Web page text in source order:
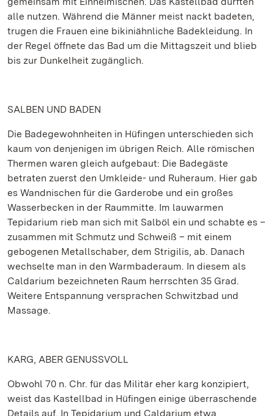
alle nutzen. Während die Männer meist nackt badeten,
trugen die Frauen eine bikiniähnliche Badekleidung. In
der Regel öffnete das Bad um die Mittagszeit und blieb
bis zur Dunkelheit zugänglich.
SALBEN UND BADEN
Die Badegewohnheiten in Hüfingen unterschieden sich
kaum von denjenigen im übrigen Reich. Alle römischen
Thermen waren gleich aufgebaut: Die Badegäste
betraten zuerst den Umkleide- und Ruheraum. Hier gab
es Wandnischen für die Garderobe und ein großes
Wasserbecken in der Raummitte. Im lauwarmen
Tepidarium rieb man sich mit Salböl ein und schabte es –
zusammen mit Schmutz und Schweiß – mit einem
gebogenen Metallschaber, dem Strigilis, ab. Danach
wechselte man in den Warmbaderaum. In diesem als
Caldarium bezeichneten Raum herrschten 35 Grad.
Weitere Entspannung versprachen Schwitzbad und
Massage.
KARG, ABER GENUSSVOLL
Obwohl 70 n. Chr. für das Militär eher karg konzipiert,
weist das Kastellbad in Hüfingen einige überraschende
Details auf. In Tepidarium und Caldarium etwa